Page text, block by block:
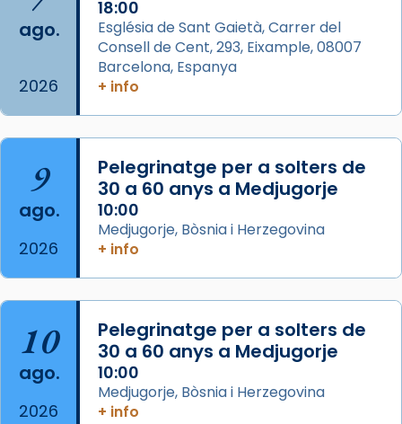
2 weeks ago
Aquest dilluns, 27 de juliol, ha tingut lloc la
missa d’acció de gràcies en agraïment al
comitè organitzador de la visita apostòlica
L’arquebisbe de Barcelona, el cardenal Joan
Josep Omella, ha presidit la missa i l’ha
concelebrat el bisbe auxiliar de Barcelona,
Mons. David Abadías.
📸 Dr. G. Simón
Foto
Arquebisbat de Barcelona
2 weeks ago
Memòria de les santes Juliana i
ago.
2026
18:00
Església de Sant Gaietà, Carrer del
Consell de Cent, 293, Eixample, 08007
Barcelona, Espanya
+ info
9
ago.
2026
Pelegrinatge per a solters de
30 a 60 anys a Medjugorje
10:00
Medjugorje, Bòsnia i Herzegovina
+ info
10
ago.
2026
Pelegrinatge per a solters de
30 a 60 anys a Medjugorje
10:00
Medjugorje, Bòsnia i Herzegovina
+ info